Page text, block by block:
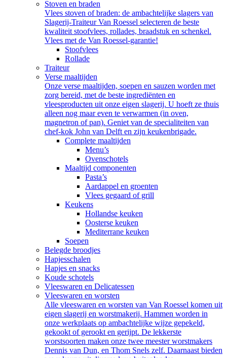
Stoven en braden
Vlees stoven of braden: de ambachtelijke slagers van
Slagerij-Traiteur Van Roessel selecteren de beste
kwaliteit stoofvlees, rollades, braadstuk en schenkel.
Vlees met de Van Roessel-garantie!
Stoofvlees
Rollade
Traiteur
Verse maaltijden
Onze verse maaltijden, soepen en sauzen worden met
zorg bereid, met de beste ingrediënten en
vleesproducten uit onze eigen slagerij. U hoeft ze thuis
alleen nog maar even te verwarmen (in oven,
magnetron of pan). Geniet van de specialiteiten van
chef-kok John van Delft en zijn keukenbrigade.
Complete maaltijden
Menu’s
Ovenschotels
Maaltijd componenten
Pasta’s
Aardappel en groenten
Vlees gegaard of grill
Keukens
Hollandse keuken
Oosterse keuken
Mediterrane keuken
Soepen
Belegde broodjes
Hapjesschalen
Hapjes en snacks
Koude schotels
Vleeswaren en Delicatessen
Vleeswaren en worsten
Alle vleeswaren en worsten van Van Roessel komen uit
eigen slagerij en worstmakerij. Hammen worden in
onze werkplaats op ambachtelijke wijze gepekeld,
gekookt of gerookt en gerijpt. De lekkerste
worstsoorten maken onze twee meester worstmakers
Dennis van Dun, en Thom Snels zelf. Daarnaast bieden